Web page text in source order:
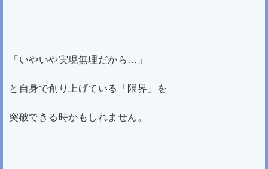
「いやいや実現無理だから…」
と自身で創り上げている「限界」を
突破できる時かもしれません。